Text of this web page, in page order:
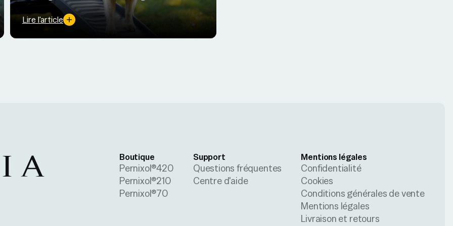
naturels : tous les gestes clés pour améliorer
confort et mobilité au quotidien.
Lire l'article
Boutique
Pernixol®420
Pernixol®210
Pernixol®70
Support
Questions fréquentes
Centre d'aide
Mentions légales
Confidentialité
Cookies
Conditions générales de vente
Mentions légales
Livraison et retours